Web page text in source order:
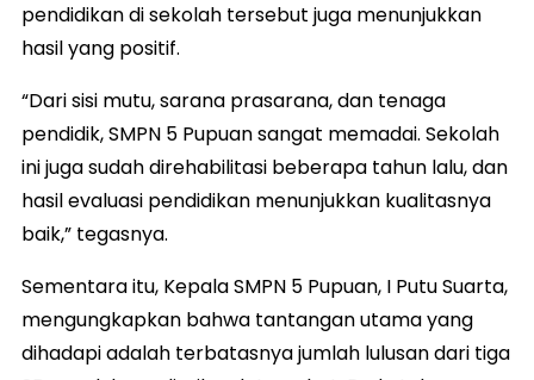
pendidikan di sekolah tersebut juga menunjukkan
hasil yang positif.
“Dari sisi mutu, sarana prasarana, dan tenaga
pendidik, SMPN 5 Pupuan sangat memadai. Sekolah
ini juga sudah direhabilitasi beberapa tahun lalu, dan
hasil evaluasi pendidikan menunjukkan kualitasnya
baik,” tegasnya.
Sementara itu, Kepala SMPN 5 Pupuan, I Putu Suarta,
mengungkapkan bahwa tantangan utama yang
dihadapi adalah terbatasnya jumlah lulusan dari tiga